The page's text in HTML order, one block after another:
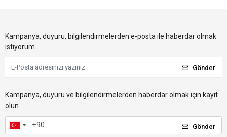
Kampanya, duyuru, bilgilendirmelerden e-posta ile haberdar olmak
istiyorum.
Gönder
Kampanya, duyuru ve bilgilendirmelerden haberdar olmak için kayıt
olun.
Gönder